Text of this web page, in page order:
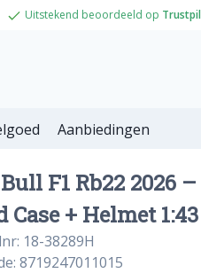
Uitstekend beoordeeld op
Aanbiedingen
F1 Rb22 2026
Case + Helmet
18-38289H
8719247011015